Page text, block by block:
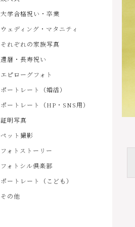
大学合格祝い・卒業
ウェディング・マタニティ
それぞれの家族写真
還暦・長寿祝い
エピローグフォト
ポートレート（婚活）
ポートレート（HP・SNS用）
証明写真
ペット撮影
フォトストーリー
フォトシル倶楽部
ポートレート（こども）
その他